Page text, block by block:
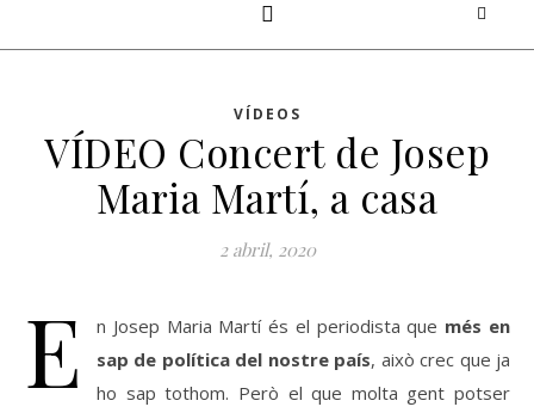
VÍDEOS
VÍDEO Concert de Josep
Maria Martí, a casa
2 abril, 2020
E n Josep Maria Martí és el periodista que més en
sap de política del nostre país, això crec que ja
ho sap tothom. Però el que molta gent potser